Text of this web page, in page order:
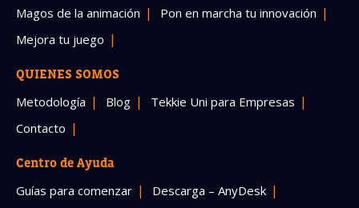
Magos de la animación
Pon en marcha tu innovación
Mejora tu juego
QUIENES SOMOS
Metodología Blog
Tekkie Uni para Empresas
Contacto
Centro de Ayuda
Guías para comenzar
Descarga – AnyDesk